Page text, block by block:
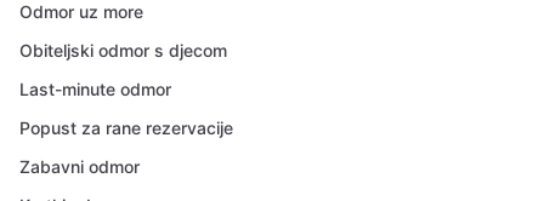
Odmor uz more
Obiteljski odmor s djecom
Last-minute odmor
Popust za rane rezervacije
Zabavni odmor